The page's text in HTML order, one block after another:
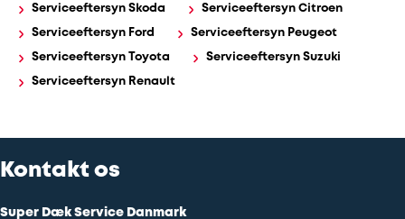
Serviceeftersyn Skoda Serviceeftersyn Citroen
Serviceeftersyn Ford Serviceeftersyn Peugeot
Serviceeftersyn Toyota Serviceeftersyn Suzuki
Serviceeftersyn Renault
Kontakt os
Super Dæk Service Danmark